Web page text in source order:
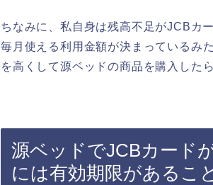
ちなみに、私自身は残高不足がJCBカ
毎月使える利用金額が決まっているみ
を高くして源ベッドの商品を購入した
源ベッドでJCBカード
には有効期限があるこ